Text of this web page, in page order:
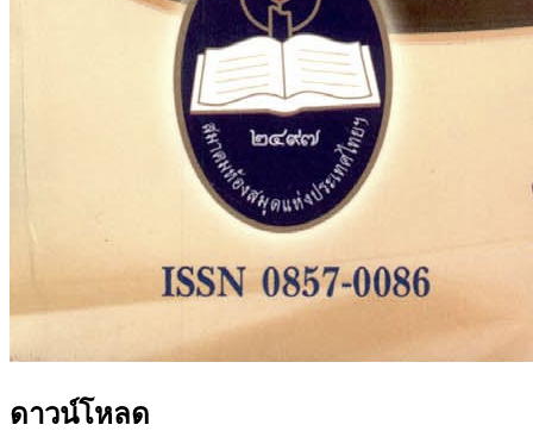
ดาวน์โหลด